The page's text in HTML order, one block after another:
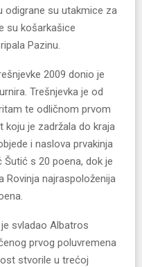
odigrane su utakmice za
su košarkašice
Pazinu.
2009 donio je
Trešnjevka je od
te odličnom prvom
je zadržala do kraja
i naslova prvakinja
Šutić s 20 poena, dok je
Rovinja najraspoloženija
svladao Albatros
prvog poluvremena
stvorile u trećoj